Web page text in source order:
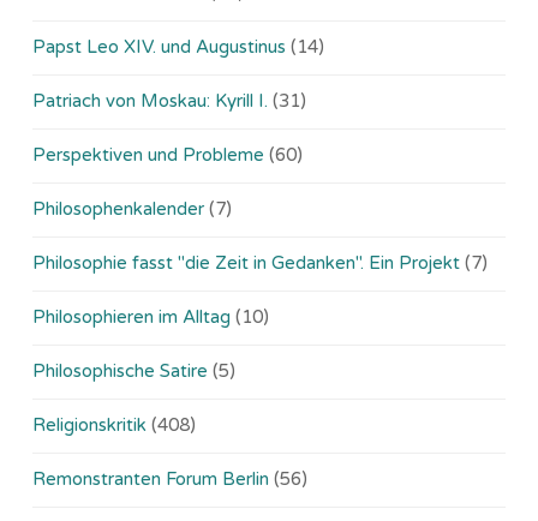
Papst Leo XIV. und Augustinus (14)
Patriach von Moskau: Kyrill I. (31)
Perspektiven und Probleme (60)
Philosophenkalender (7)
Philosophie fasst "die Zeit in Gedanken". Ein Projekt (7)
Philosophieren im Alltag (10)
Philosophische Satire (5)
Religionskritik (408)
Remonstranten Forum Berlin (56)